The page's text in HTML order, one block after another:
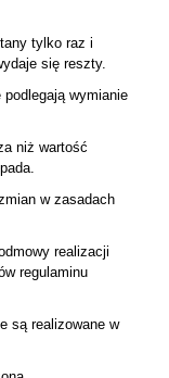
tylko raz i
się reszty.
podlegają wymianie
niż wartość
w zasadach
realizacji
regulaminu
są realizowane w